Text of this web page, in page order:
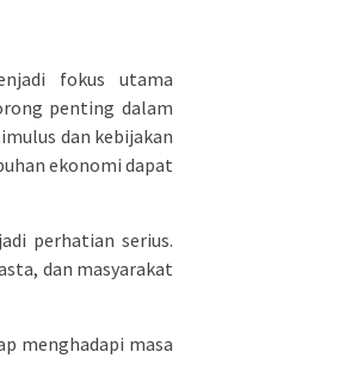
fokus utama
penting dalam
dan kebijakan
ekonomi dapat
perhatian serius.
dan masyarakat
menghadapi masa